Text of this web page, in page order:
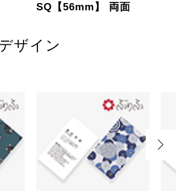
SQ【56mm】 両面
ザイン
Next